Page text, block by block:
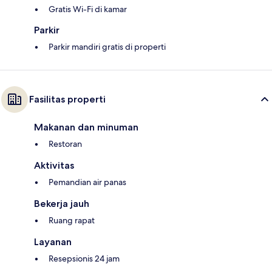
Gratis Wi-Fi di kamar
Parkir
Parkir mandiri gratis di properti
Fasilitas properti
Makanan dan minuman
Restoran
Aktivitas
Pemandian air panas
Bekerja jauh
Ruang rapat
Layanan
Resepsionis 24 jam